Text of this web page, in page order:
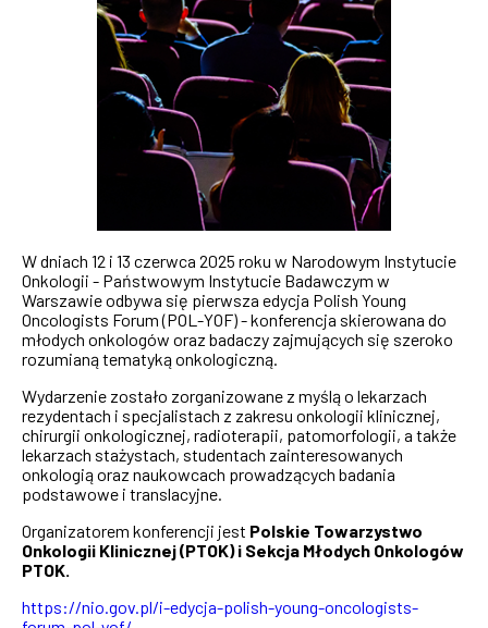
W dniach 12 i 13 czerwca 2025 roku w Narodowym Instytucie
Onkologii - Państwowym Instytucie Badawczym w
Warszawie odbywa się pierwsza edycja Polish Young
Oncologists Forum (POL-YOF) - konferencja skierowana do
młodych onkologów oraz badaczy zajmujących się szeroko
rozumianą tematyką onkologiczną.
Wydarzenie zostało zorganizowane z myślą o lekarzach
rezydentach i specjalistach z zakresu onkologii klinicznej,
chirurgii onkologicznej, radioterapii, patomorfologii, a także
lekarzach stażystach, studentach zainteresowanych
onkologią oraz naukowcach prowadzących badania
podstawowe i translacyjne.
Organizatorem konferencji jest Polskie Towarzystwo
Onkologii Klinicznej (PTOK) i Sekcja Młodych Onkologów
PTOK.
https://nio.gov.pl/i-edycja-polish-young-oncologists-